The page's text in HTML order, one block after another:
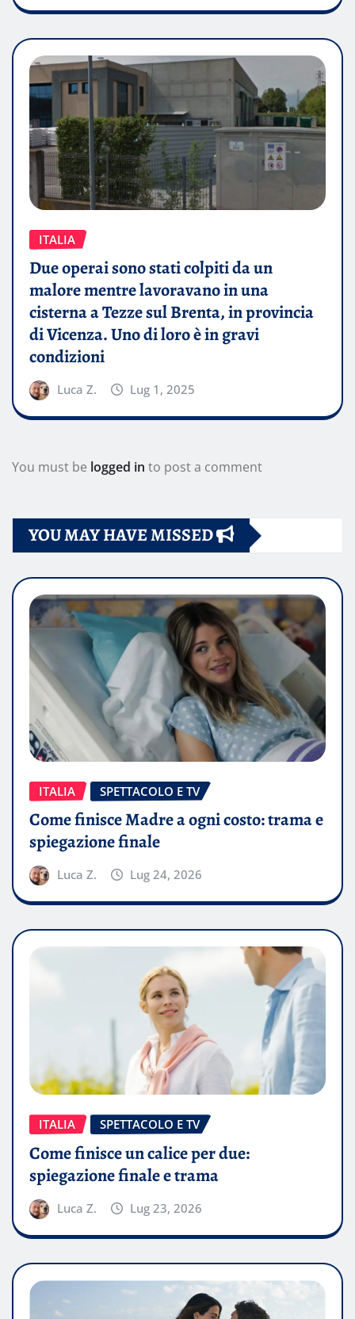
ITALIA
Due operai sono stati colpiti da un
malore mentre lavoravano in una
cisterna a Tezze sul Brenta, in provincia
di Vicenza. Uno di loro è in gravi
condizioni
Luca Z. Lug 1, 2025
You must be logged in to post a comment
YOU MAY HAVE MISSED
ITALIA SPETTACOLO E TV
Come finisce Madre a ogni costo: trama e
spiegazione finale
Luca Z. Lug 24, 2026
ITALIA SPETTACOLO E TV
Come finisce un calice per due:
spiegazione finale e trama
Luca Z. Lug 23, 2026